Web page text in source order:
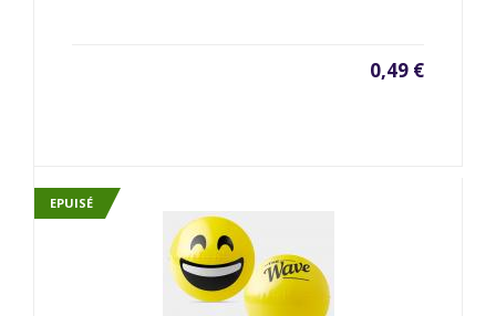
0,49 €
EPUISÉ